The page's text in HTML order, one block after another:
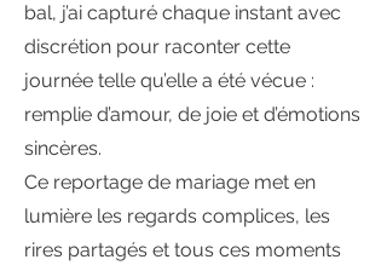
bal, j’ai capturé chaque instant avec
discrétion pour raconter cette
journée telle qu’elle a été vécue :
remplie d’amour, de joie et d’émotions
sincères.
Ce reportage de mariage met en
lumière les regards complices, les
rires partagés et tous ces moments